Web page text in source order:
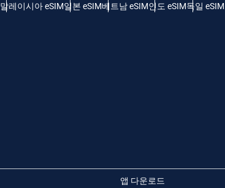
말레이시아 eSIM일본 eSIM베트남 eSIM인도 eSIM독일 eSIM
앱 다운로드
简体中文